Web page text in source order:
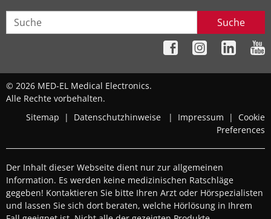
Suche
© 2026 MED-EL Medical Electronics.
Alle Rechte vorbehalten.
Sitemap
| Datenschutzhinweise | Impressum | Cookie
Preferences
Der Inhalt dieser Webseite dient nur zur allgemeinen
Information. Es werden keine medizinischen Ratschläge
gegeben! Kontaktieren Sie bitte Ihren Arzt oder Hörspezialisten
und lassen Sie sich dort beraten, welche Hörlösung in Ihrem